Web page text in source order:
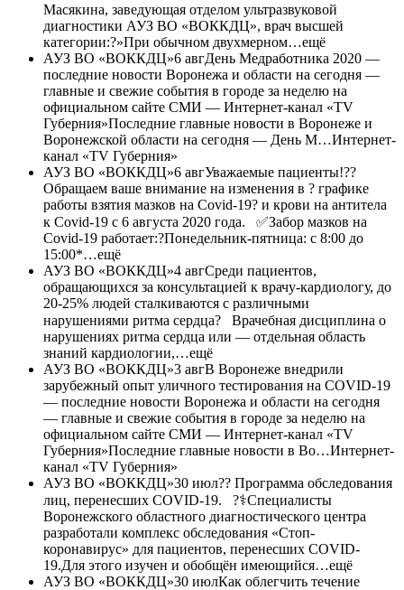
Масякина, заведующая отделом ультразвуковой
диагностики АУЗ ВО «ВОККДЦ», врач высшей
категории:?»При обычном двухмерном…ещё
АУЗ ВО «ВОККДЦ»6 авгДень Медработника 2020 —
последние новости Воронежа и области на сегодня —
главные и свежие события в городе за неделю на
официальном сайте СМИ — Интернет-канал «TV
Губерния»Последние главные новости в Воронеже и
Воронежской области на сегодня — День М…Интернет-
канал «TV Губерния»
АУЗ ВО «ВОККДЦ»6 авгУважаемые пациенты!??
Обращаем ваше внимание на изменения в ? графике
работы взятия мазков на Covid-19? и крови на антитела
к Covid-19 с 6 августа 2020 года.⠀✅Забор мазков на
Covid-19 работает:?Понедельник-пятница: с 8:00 до
15:00*…ещё
АУЗ ВО «ВОККДЦ»4 авгСреди пациентов,
обращающихся за консультацией к врачу-кардиологу, до
20-25% людей сталкиваются с различными
нарушениями ритма сердца?⠀Врачебная дисциплина о
нарушениях ритма сердца или — отдельная область
знаний кардиологии,…ещё
АУЗ ВО «ВОККДЦ»3 авгВ Воронеже внедрили
зарубежный опыт уличного тестирования на COVID-19
— последние новости Воронежа и области на сегодня
— главные и свежие события в городе за неделю на
официальном сайте СМИ — Интернет-канал «TV
Губерния»Последние главные новости в Во…Интернет-
канал «TV Губерния»
АУЗ ВО «ВОККДЦ»30 июл?? Программа обследования
лиц, перенесших COVID-19.⠀?‍⚕️Специалисты
Воронежского областного диагностического центра
разработали комплекс обследования «Стоп-
коронавирус» для пациентов, перенесших COVID-
19.Для этого изучен и обобщён имеющийся…ещё
АУЗ ВО «ВОККДЦ»30 июлКак облегчить течение